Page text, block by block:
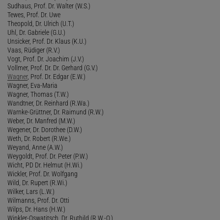
Sudhaus, Prof. Dr. Walter (W.S.)
Tewes, Prof. Dr. Uwe
Theopold, Dr. Ulrich (U.T.)
Uhl, Dr. Gabriele (G.U.)
Unsicker, Prof. Dr. Klaus (K.U.)
Vaas, Rüdiger (R.V.)
Vogt, Prof. Dr. Joachim (J.V.)
Vollmer, Prof. Dr. Dr. Gerhard (G.V.)
Wagner, Prof. Dr. Edgar (E.W.)
Wagner, Eva-Maria
Wagner, Thomas (T.W.)
Wandtner, Dr. Reinhard (R.Wa.)
Warnke-Grüttner, Dr. Raimund (R.W.)
Weber, Dr. Manfred (M.W.)
Wegener, Dr. Dorothee (D.W.)
Weth, Dr. Robert (R.We.)
Weyand, Anne (A.W.)
Weygoldt, Prof. Dr. Peter (P.W.)
Wicht, PD Dr. Helmut (H.Wi.)
Wickler, Prof. Dr. Wolfgang
Wild, Dr. Rupert (R.Wi.)
Wilker, Lars (L.W.)
Wilmanns, Prof. Dr. Otti
Wilps, Dr. Hans (H.W.)
Winkler-Oswatitsch, Dr. Ruthild (R.W.-O.)